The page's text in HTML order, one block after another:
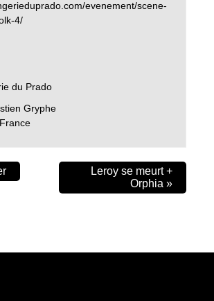
evenement/scene-
4/
du Prado
Gryphe
France
Leroy se meurt +
Orphia »